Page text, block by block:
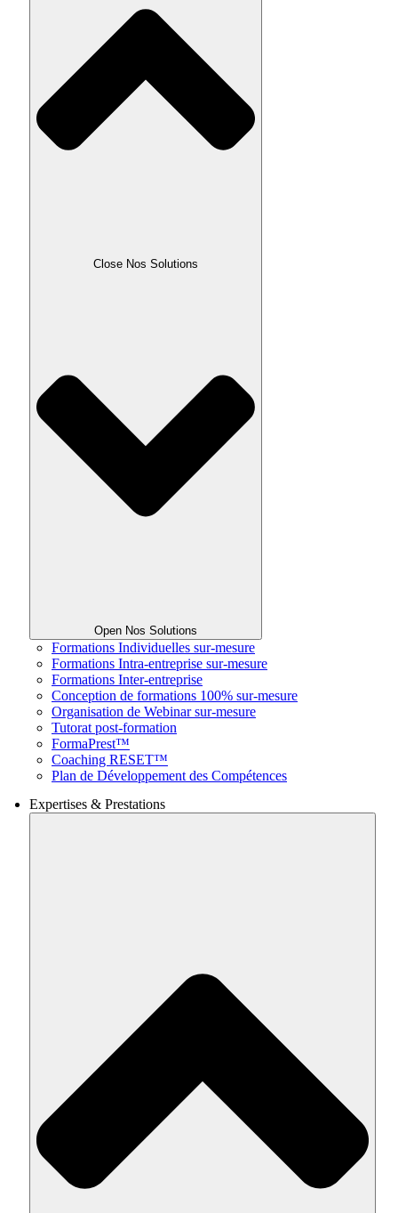
Close Nos Solutions
Open Nos Solutions
Formations Individuelles sur-mesure
Formations Intra-entreprise sur-mesure
Formations Inter-entreprise
Conception de formations 100% sur-mesure
Organisation de Webinar sur-mesure
Tutorat post-formation
FormaPrest™
Coaching RESET™
Plan de Développement des Compétences
Expertises & Prestations